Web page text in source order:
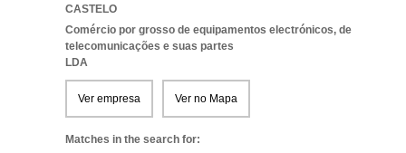
CASTELO
Comércio por grosso de equipamentos electrónicos, de
telecomunicações e suas partes
LDA
Ver empresa Ver no Mapa
Matches in the search for: